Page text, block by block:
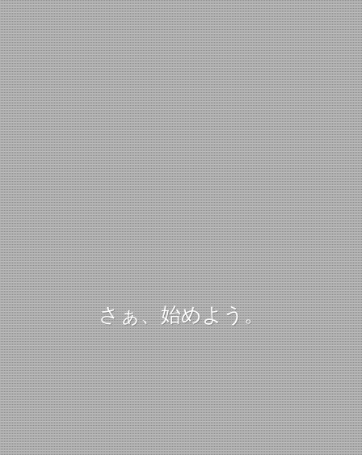
さぁ、始めよう。